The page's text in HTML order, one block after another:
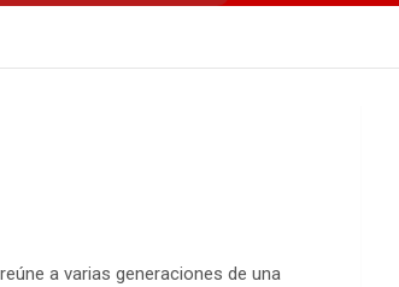
a varias generaciones de una